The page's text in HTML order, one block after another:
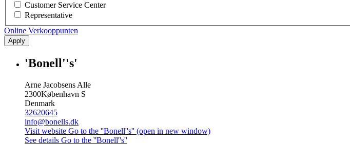
Customer Service Center
Representative
Online Verkooppunten
Apply
'Bonell''s'
Arne Jacobsens Alle
2300København S
Denmark
32620645
info@bonells.dk
Visit website Go to the ''Bonell''s'' (open in new window)
See details Go to the ''Bonell''s''